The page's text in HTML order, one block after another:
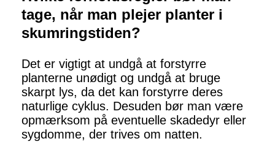
tage, når man plejer planter i
skumringstiden?
Det er vigtigt at undgå at forstyrre
planterne unødigt og undgå at bruge
skarpt lys, da det kan forstyrre deres
naturlige cyklus. Desuden bør man være
opmærksom på eventuelle skadedyr eller
sygdomme, der trives om natten.